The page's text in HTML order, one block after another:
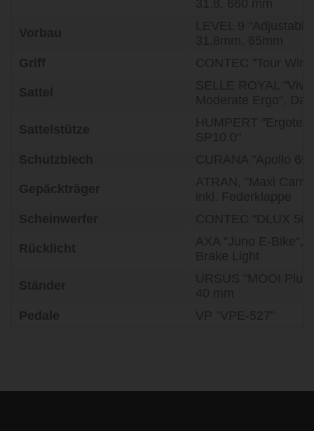
31,8, 660 mm
Griff
CONTEC "Tour
Sattelstütze
HUMPERT "Ergotec
SP10.0"
Gepäckträger
ATRAN, "Maxi
inkl. Federklappe
Rücklicht
AXA "Juno E-Bike",
Brake Light
Pedale
VP "VPE-527"